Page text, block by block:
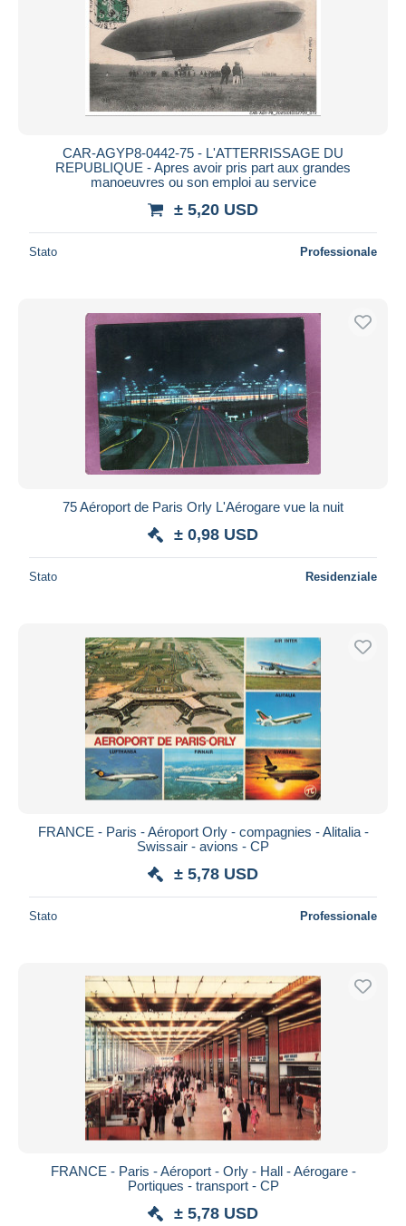
CAR-AGYP8-0442-75 - L'ATTERRISSAGE DU
REPUBLIQUE - Apres avoir pris part aux grandes
manoeuvres ou son emploi au service
± 5,20 USD
Stato Professionale
75 Aéroport de Paris Orly L'Aérogare vue la nuit
± 0,98 USD
Stato Residenziale
FRANCE - Paris - Aéroport Orly - compagnies - Alitalia -
Swissair - avions - CP
± 5,78 USD
Stato Professionale
FRANCE - Paris - Aéroport - Orly - Hall - Aérogare -
Portiques - transport - CP
± 5,78 USD